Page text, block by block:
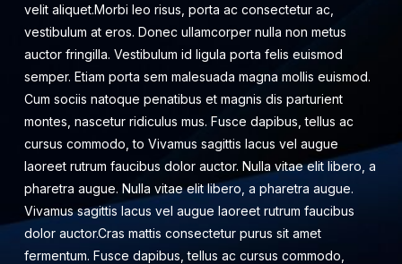
velit aliquet.Morbi leo risus, porta ac consectetur ac,
vestibulum at eros. Donec ullamcorper nulla non metus
auctor fringilla. Vestibulum id ligula porta felis euismod
semper. Etiam porta sem malesuada magna mollis euismod.
Cum sociis natoque penatibus et magnis dis parturient
montes, nascetur ridiculus mus. Fusce dapibus, tellus ac
cursus commodo, to Vivamus sagittis lacus vel augue
laoreet rutrum faucibus dolor auctor. Nulla vitae elit libero, a
pharetra augue. Nulla vitae elit libero, a pharetra augue.
Vivamus sagittis lacus vel augue laoreet rutrum faucibus
dolor auctor.Cras mattis consectetur purus sit amet
fermentum. Fusce dapibus, tellus ac cursus commodo,